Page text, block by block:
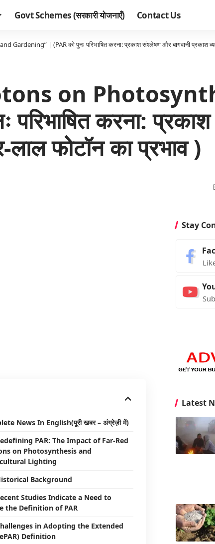
Govt Schemes (सरकारी योजनाएँ) Contact Us
| (PAR को पुनः परिभाषित करना: प्रकाश संश्लेषण और बागवानी प्रकाश
on
करना:
लाल फोटॉन का प्रभाव )
News In English(पूरी खबर – अंग्रेज़ी में)
PAR: The Impact of Far-Red
on Photosynthesis and
Lighting
Background
Studies Indicate a Need to
the Definition of PAR
in Adopting the Extended
Definition
Stay
Latest